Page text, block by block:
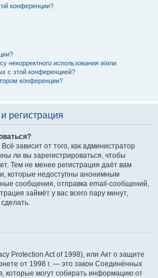
конференции?
некорректного использования и/или
с этой конференцией?
конференции?
регистрация
зависит от того, как администратор
ли вы зарегистрироваться, чтобы
Тем не менее регистрация даёт вам
которые недоступны анонимным
сообщения, отправка email-сообщений,
займёт у вас всего пару минут,
Protection Act of 1998), или Акт о защите
от 1998 г. — это закон Соединённых
которые могут собирать информацию от